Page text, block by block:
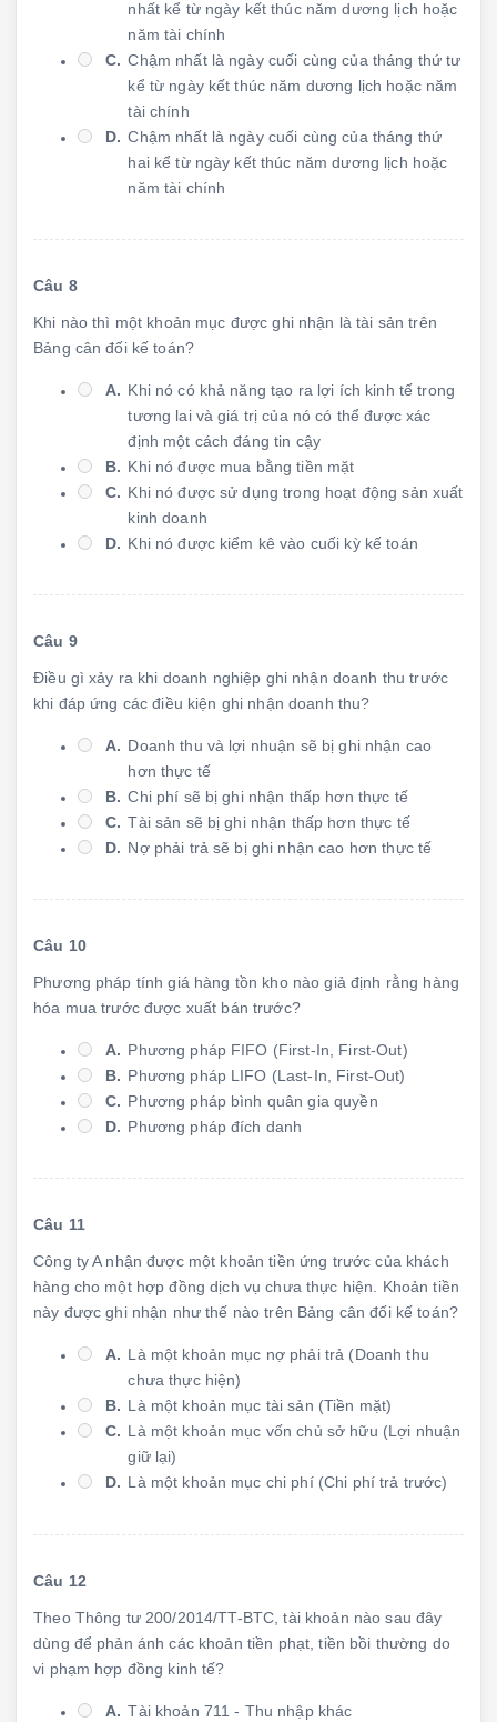
nhất kể từ ngày kết thúc năm dương lịch hoặc
năm tài chính
C. Chậm nhất là ngày cuối cùng của tháng thứ tư
kể từ ngày kết thúc năm dương lịch hoặc năm
tài chính
D. Chậm nhất là ngày cuối cùng của tháng thứ
hai kể từ ngày kết thúc năm dương lịch hoặc
năm tài chính
Câu 8
Khi nào thì một khoản mục được ghi nhận là tài sản trên
Bảng cân đối kế toán?
A. Khi nó có khả năng tạo ra lợi ích kinh tế trong
tương lai và giá trị của nó có thể được xác
định một cách đáng tin cậy
B. Khi nó được mua bằng tiền mặt
C. Khi nó được sử dụng trong hoạt động sản xuất
kinh doanh
D. Khi nó được kiểm kê vào cuối kỳ kế toán
Câu 9
Điều gì xảy ra khi doanh nghiệp ghi nhận doanh thu trước
khi đáp ứng các điều kiện ghi nhận doanh thu?
A. Doanh thu và lợi nhuận sẽ bị ghi nhận cao
hơn thực tế
B. Chi phí sẽ bị ghi nhận thấp hơn thực tế
C. Tài sản sẽ bị ghi nhận thấp hơn thực tế
D. Nợ phải trả sẽ bị ghi nhận cao hơn thực tế
Câu 10
Phương pháp tính giá hàng tồn kho nào giả định rằng hàng
hóa mua trước được xuất bán trước?
A. Phương pháp FIFO (First-In, First-Out)
B. Phương pháp LIFO (Last-In, First-Out)
C. Phương pháp bình quân gia quyền
D. Phương pháp đích danh
Câu 11
Công ty A nhận được một khoản tiền ứng trước của khách
hàng cho một hợp đồng dịch vụ chưa thực hiện. Khoản tiền
này được ghi nhận như thế nào trên Bảng cân đối kế toán?
A. Là một khoản mục nợ phải trả (Doanh thu
chưa thực hiện)
B. Là một khoản mục tài sản (Tiền mặt)
C. Là một khoản mục vốn chủ sở hữu (Lợi nhuận
giữ lại)
D. Là một khoản mục chi phí (Chi phí trả trước)
Câu 12
Theo Thông tư 200/2014/TT-BTC, tài khoản nào sau đây
dùng để phản ánh các khoản tiền phạt, tiền bồi thường do
vi phạm hợp đồng kinh tế?
A. Tài khoản 711 - Thu nhập khác